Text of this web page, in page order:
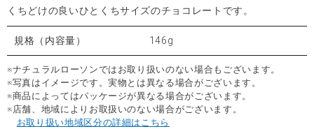
くちどけの良いひとくちサイズのチョコレートです。
規格（内容量） 146g
※ナチュラルローソンではお取り扱いのない場合もございます。
※写真はイメージです。実物とは異なる場合がございます。
※商品によってはパッケージが異なる場合がございます。
※店舗、地域によりお取扱いのない場合がございます。
お取り扱い地域区分の詳細はこちら